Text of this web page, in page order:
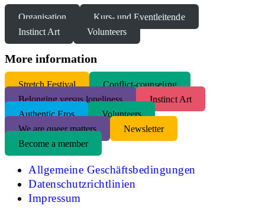
Organisation
Kurs- und Eventleitende
Instinct Art
Volunteers
More information
Stretch Festival
Conflict-counseling
Belonging versus loneliness
Instinct Art
Authentic Eros
Volunteers
We are queer matters
Newsletter
Become a member
Allgemeine Geschäftsbedingungen
Datenschutzrichtlinien
Impressum